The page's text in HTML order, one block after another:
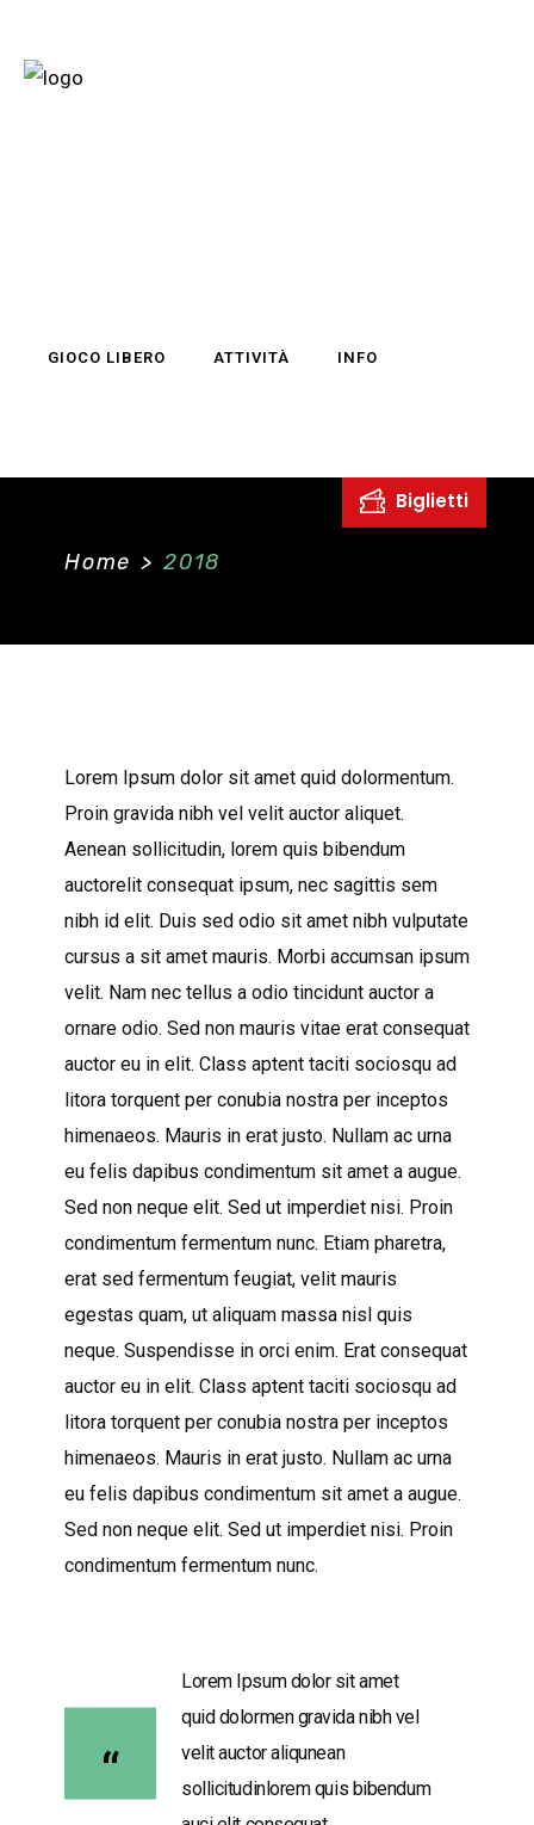
GIOCO LIBERO ATTIVITÀ INFO
Home > 2018
Lorem Ipsum dolor sit amet quid dolormentum.
Proin gravida nibh vel velit auctor aliquet.
Aenean sollicitudin, lorem quis bibendum
auctorelit consequat ipsum, nec sagittis sem
nibh id elit. Duis sed odio sit amet nibh vulputate
cursus a sit amet mauris. Morbi accumsan ipsum
velit. Nam nec tellus a odio tincidunt auctor a
ornare odio. Sed non mauris vitae erat consequat
auctor eu in elit. Class aptent taciti sociosqu ad
litora torquent per conubia nostra per inceptos
himenaeos. Mauris in erat justo. Nullam ac urna
eu felis dapibus condimentum sit amet a augue.
Sed non neque elit. Sed ut imperdiet nisi. Proin
condimentum fermentum nunc. Etiam pharetra,
erat sed fermentum feugiat, velit mauris
egestas quam, ut aliquam massa nisl quis
neque. Suspendisse in orci enim. Erat consequat
auctor eu in elit. Class aptent taciti sociosqu ad
litora torquent per conubia nostra per inceptos
himenaeos. Mauris in erat justo. Nullam ac urna
eu felis dapibus condimentum sit amet a augue.
Sed non neque elit. Sed ut imperdiet nisi. Proin
condimentum fermentum nunc.
Lorem Ipsum dolor sit amet
quid dolormen gravida nibh vel
velit auctor aliqunean
sollicitudinlorem quis bibendum